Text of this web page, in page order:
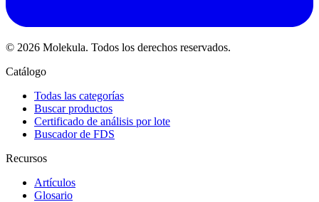
© 2026 Molekula. Todos los derechos reservados.
Catálogo
Todas las categorías
Buscar productos
Certificado de análisis por lote
Buscador de FDS
Recursos
Artículos
Glosario